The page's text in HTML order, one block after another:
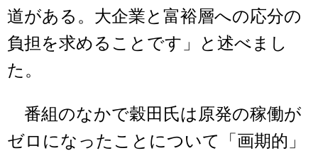
道がある。大企業と富裕層への応分の
負担を求めることです」と述べまし
た。
番組のなかで穀田氏は原発の稼働が
ゼロになったことについて「画期的」